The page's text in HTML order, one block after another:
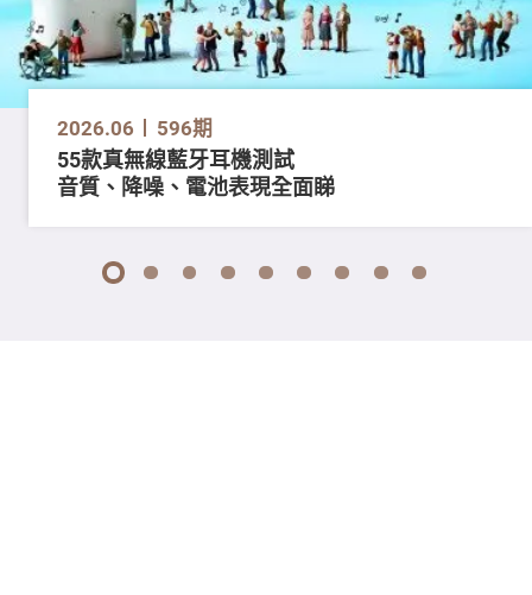
2026.06 596期
55款真無線藍牙耳機測試
音質、降噪、電池表現全面睇
1 2 3 4 5 6 7 8 9